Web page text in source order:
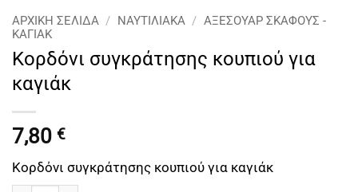
ΑΡΧΙΚΉ ΣΕΛΊΔΑ / ΝΑΥΤΙΛΙΑΚΑ / ΑΞΕΣΟΥΑΡ ΣΚΑΦΟΥΣ -
ΚΑΓΙΑΚ
Κορδόνι συγκράτησης κουπιού για
καγιάκ
7,80 €
Κορδόνι συγκράτησης κουπιού για καγιάκ